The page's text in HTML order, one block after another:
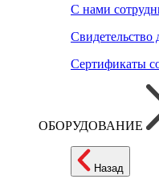
С нами
Свидетельство
Сертификаты
ОБОРУДОВАНИЕ
Назад